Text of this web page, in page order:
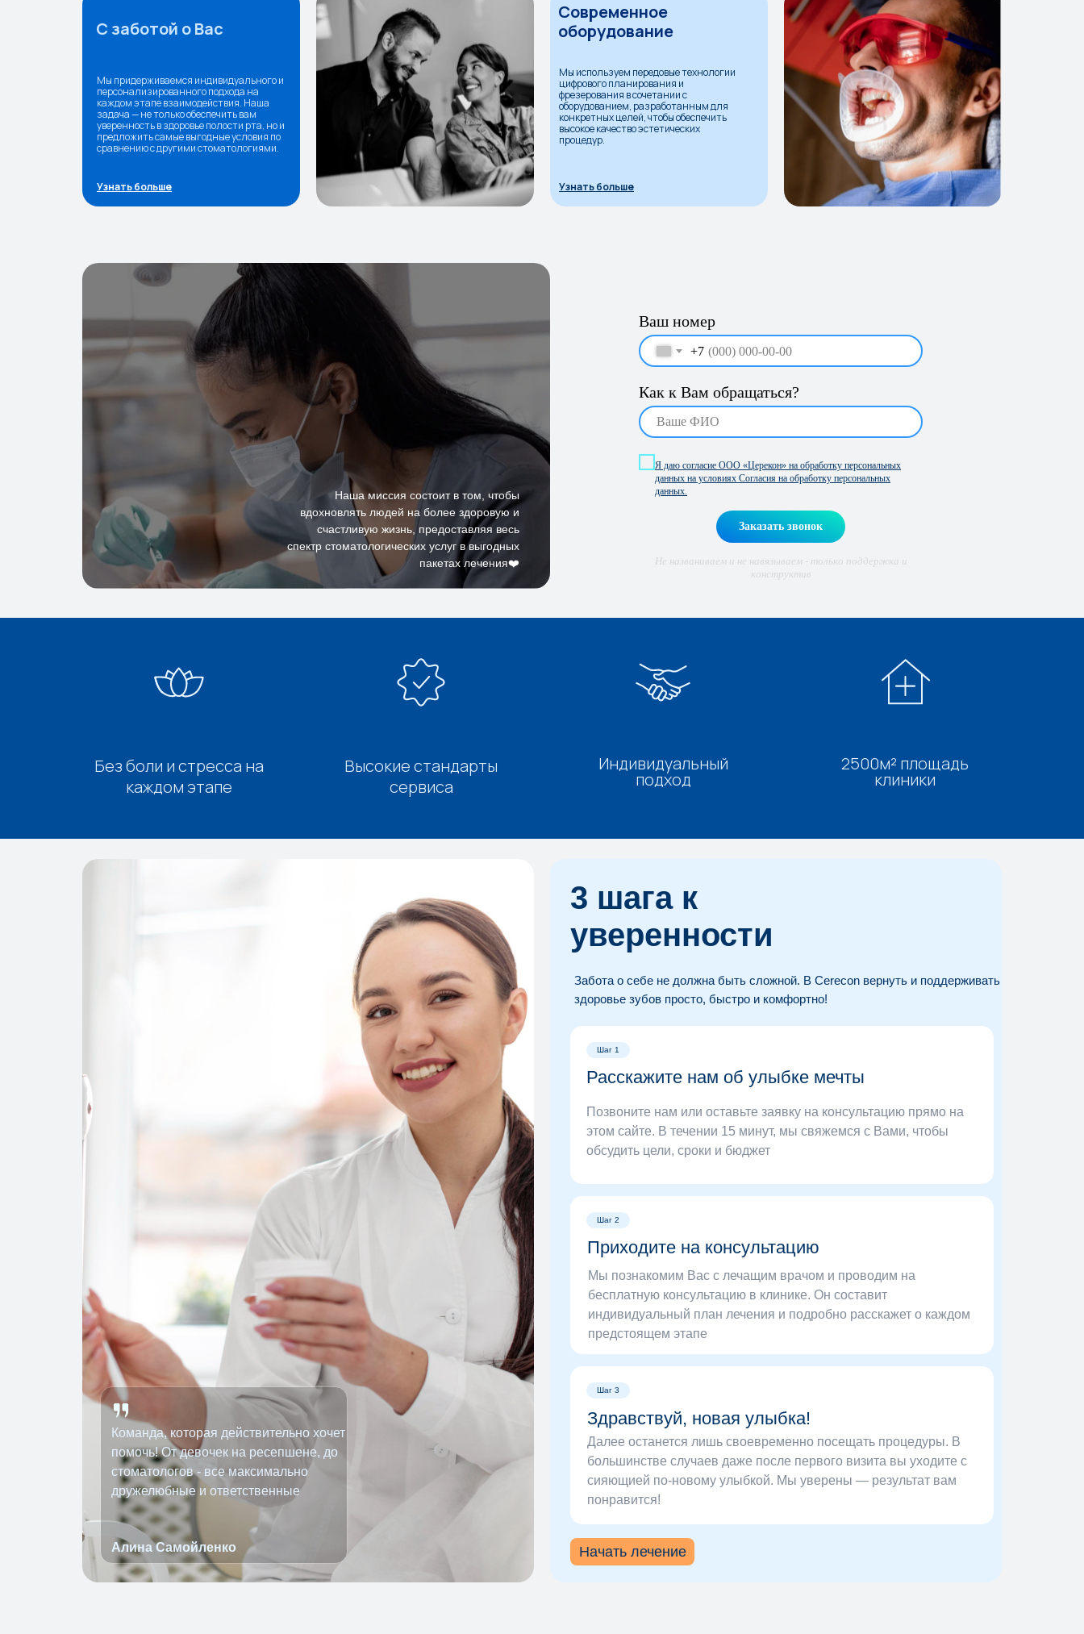
Мы используем передовые технологии
цифрового планирования и
фрезерования в сочетании с
оборудованием, разработанным для
конкретных целей, чтобы обеспечить
высокое качество эстетических
процедур.
Мы придерживаемся индивидуального и
персонализированного подхода на
каждом этапе взаимодействия. Наша
задача — не только обеспечить вам
уверенность в здоровье полости рта, но и
предложить самые выгодные условия по
сравнению с другими стоматологиями.
Современное
оборудование
С заботой о Вас
Узнать больше
Узнать больше
Ваш номер
+7
Как к Вам обращаться?
Я даю согласие ООО «Церекон» на обработку персональных
данных на условиях Согласия на обработку персональных
данных.
Заказать звонок
Не названиваем и не навязываем - только поддержка и
конструктив
Наша миссия состоит в том, чтобы
вдохновлять людей на более здоровую и
счастливую жизнь, предоставляя весь
спектр стоматологических услуг в выгодных
пакетах лечения❤️
Без боли и стресса на
каждом этапе
Высокие стандарты
сервиса
Индивидуальный
подход
2500м² площадь
клиники
Алина Самойленко
Команда, которая действительно хочет
помочь! От девочек на ресепшене, до
стоматологов - все максимально
дружелюбные и ответственные
Шаг 2
Приходите на консультацию
Мы познакомим Вас с лечащим врачом и проводим на
бесплатную консультацию в клинике. Он составит
индивидуальный план лечения и подробно расскажет о каждом
предстоящем этапе
Шаг 3
Здравствуй, новая улыбка!
Далее останется лишь своевременно посещать процедуры. В
большинстве случаев даже после первого визита вы уходите с
сияющией по-новому улыбкой. Мы уверены — результат вам
понравится!
Шаг 1
Расскажите нам об улыбке мечты
Позвоните нам или оставьте заявку на консультацию прямо на
этом сайте. В течении 15 минут, мы свяжемся с Вами, чтобы
обсудить цели, сроки и бюджет
Начать лечение
3 шага к
уверенности
Забота о себе не должна быть сложной. В Cerecon вернуть и поддерживать
здоровье зубов просто, быстро и комфортно!